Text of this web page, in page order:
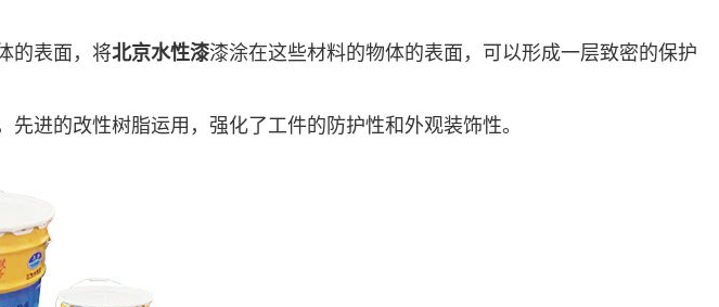
的表面，将北京水性漆漆涂在这些材料的物体的表面，可以形成一层致密的保护
进的改性树脂运用，强化了工件的防护性和外观装饰性。